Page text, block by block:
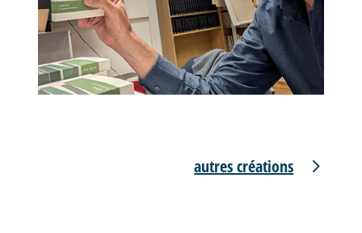
autres créations